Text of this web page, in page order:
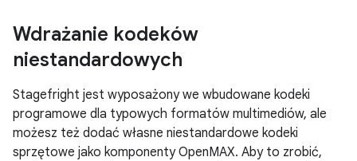
Wdrażanie kodeków
niestandardowych
Stagefright jest wyposażony we wbudowane kodeki
programowe dla typowych formatów multimediów, ale
możesz też dodać własne niestandardowe kodeki
sprzętowe jako komponenty OpenMAX. Aby to zrobić,